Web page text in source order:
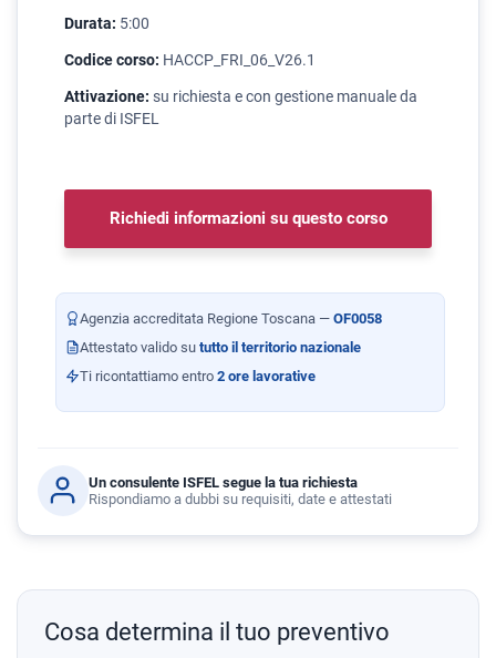
Durata: 5:00
Codice corso: HACCP_FRI_06_V26.1
Attivazione: su richiesta e con gestione manuale da
parte di ISFEL
Richiedi informazioni su questo corso
Agenzia accreditata Regione Toscana — OF0058
Attestato valido su tutto il territorio nazionale
Ti ricontattiamo entro 2 ore lavorative
Un consulente ISFEL segue la tua richiesta
Rispondiamo a dubbi su requisiti, date e attestati
Cosa determina il tuo preventivo